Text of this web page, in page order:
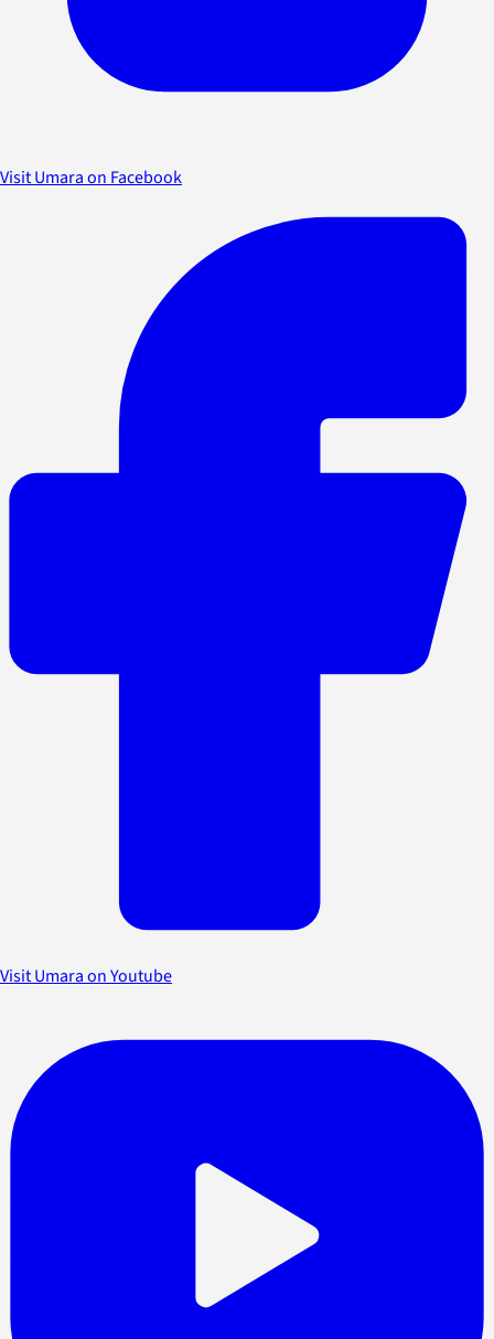
Visit Umara on Facebook
Visit Umara on Youtube